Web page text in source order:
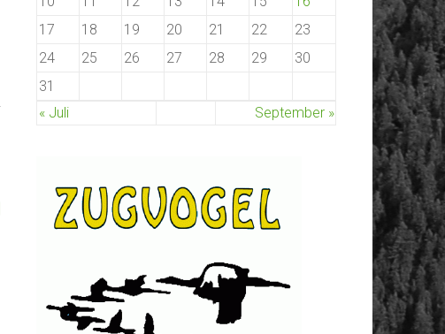
17
18 19 20 21 22
23
24
25 26 27 28 29
30
31
« Juli
September »